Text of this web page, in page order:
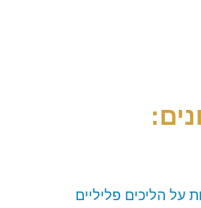
הליכים פליליים